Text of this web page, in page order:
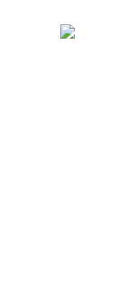
KIRANI